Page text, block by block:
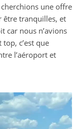
une offre
être tranquilles, et
car nous n’avions
c’est que
l’aéroport et